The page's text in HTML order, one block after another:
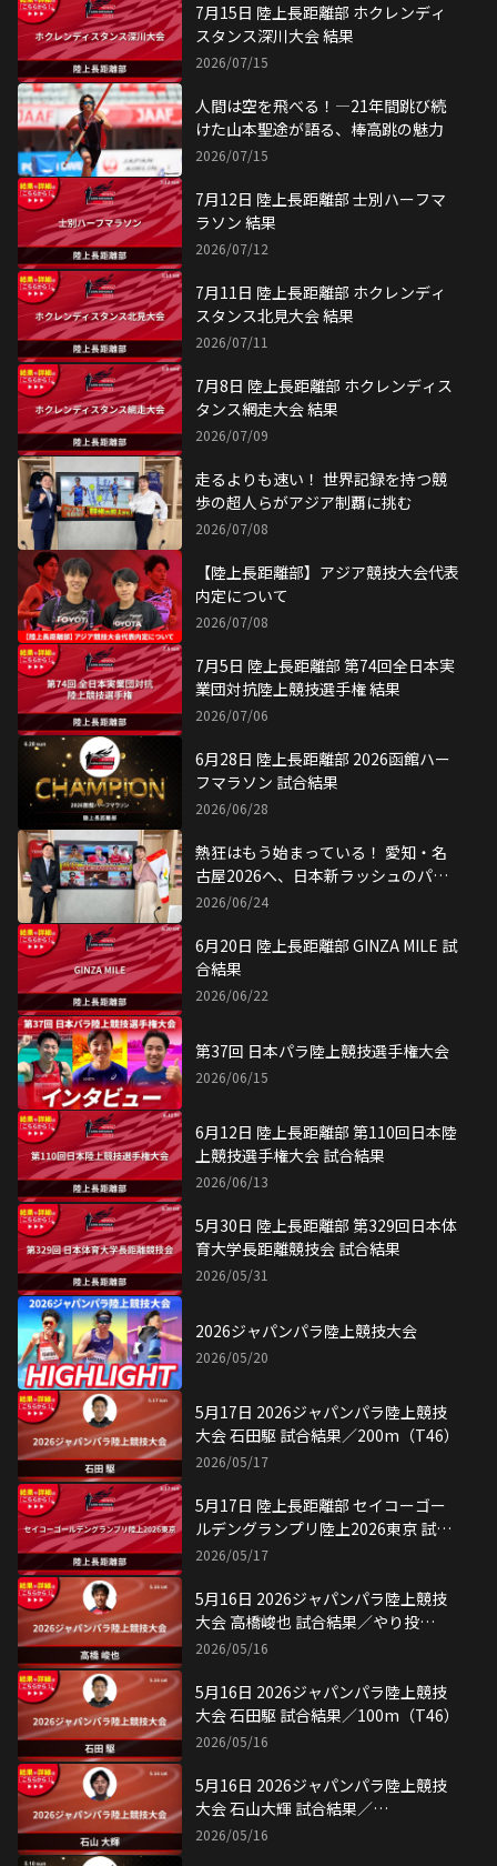
7月15日 陸上長距離部 ホクレンディ
スタンス深川大会 結果
2026/07/15
人間は空を飛べる！―21年間跳び続
けた山本聖途が語る、棒高跳の魅力
2026/07/15
7月12日 陸上長距離部 士別ハーフマ
ラソン 結果
2026/07/12
7月11日 陸上長距離部 ホクレンディ
スタンス北見大会 結果
2026/07/11
7月8日 陸上長距離部 ホクレンディス
タンス網走大会 結果
2026/07/09
走るよりも速い！ 世界記録を持つ競
歩の超人らがアジア制覇に挑む
2026/07/08
【陸上長距離部】アジア競技大会代表
内定について
2026/07/08
7月5日 陸上長距離部 第74回全日本実
業団対抗陸上競技選手権 結果
2026/07/06
6月28日 陸上長距離部 2026函館ハー
フマラソン 試合結果
2026/06/28
熱狂はもう始まっている！ 愛知・名
古屋2026へ、日本新ラッシュのパラ
陸上
2026/06/24
6月20日 陸上長距離部 GINZA MILE 試
合結果
2026/06/22
第37回 日本パラ陸上競技選手権大会
2026/06/15
6月12日 陸上長距離部 第110回日本陸
上競技選手権大会 試合結果
2026/06/13
5月30日 陸上長距離部 第329回日本体
育大学長距離競技会 試合結果
2026/05/31
2026ジャパンパラ陸上競技大会
2026/05/20
5月17日 2026ジャパンパラ陸上競技
大会 石田駆 試合結果／200m（T46）
2026/05/17
5月17日 陸上長距離部 セイコーゴー
ルデングランプリ陸上2026東京 試合
結果
2026/05/17
5月16日 2026ジャパンパラ陸上競技
大会 高橋峻也 試合結果／やり投
（F46）
2026/05/16
5月16日 2026ジャパンパラ陸上競技
大会 石田駆 試合結果／100m（T46）
2026/05/16
5月16日 2026ジャパンパラ陸上競技
大会 石山大輝 試合結果／
400m（T12）
2026/05/16